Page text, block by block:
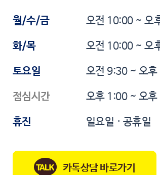
월/수/금 오전 10:00 ~ 오
화/목 오전 10:00 ~ 오
토요일 오전 9:30 ~ 오
점심시간 오후 1:00 ~ 오
휴진 일요일 · 공휴일
카톡상담 바로가기